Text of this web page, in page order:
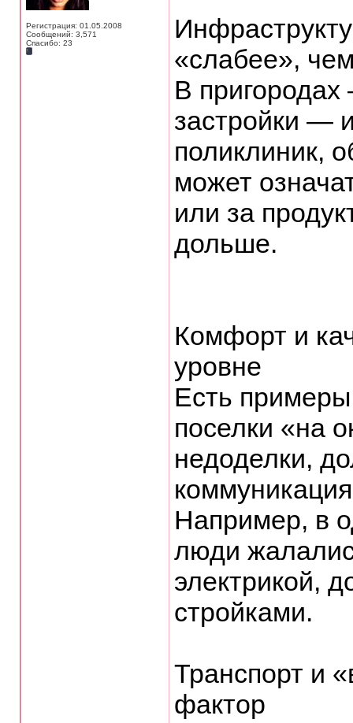
Регистрация: 01.05.2008
Сообщений: 3,571
Спасибо: 23
«слабее»,
В
застройки —
поликлиник,
может
или за
дольше.
Комфорт и
уровне
Есть
поселки «на
недоделки,
Например, в
люди
электрикой,
стройками.
Транспорт и
фактор